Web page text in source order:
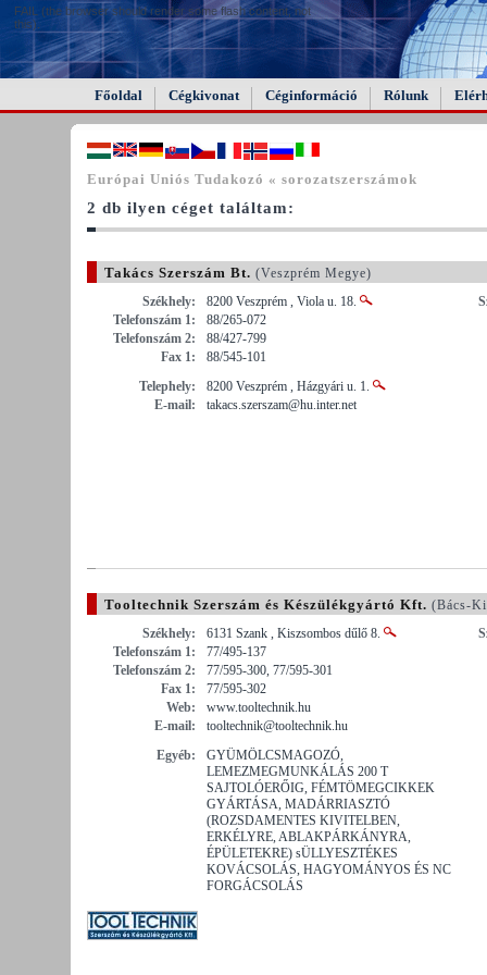
FAIL (the browser should render some flash content, not
this).
Főoldal Cégkivonat Céginformáció Rólunk
Európai Uniós Tudakozó « sorozatszerszámok
2 db ilyen céget találtam:
Takács Szerszám Bt. (Veszprém Megye)
Székhely:
8200 Veszprém , Viola u. 18.
Telefonszám 1:
88/265-072
Telefonszám 2:
88/427-799
Fax 1:
88/545-101
Telephely:
8200 Veszprém , Házgyári u. 1.
E-mail:
takacs.szerszam@hu.inter.net
Tooltechnik Szerszám és Készülékgyártó Kft. (Bács-
Székhely:
6131 Szank , Kiszsombos dűlő 8.
Telefonszám 1:
77/495-137
Telefonszám 2:
77/595-300, 77/595-301
Fax 1:
77/595-302
Web:
www.tooltechnik.hu
E-mail:
tooltechnik@tooltechnik.hu
Egyéb:
GYÜMÖLCSMAGOZÓ,
LEMEZMEGMUNKÁLÁS 200 T
SAJTOLÓERŐIG, FÉMTÖMEGCIKKEK
GYÁRTÁSA, MADÁRRIASZTÓ
(ROZSDAMENTES KIVITELBEN,
ERKÉLYRE, ABLAKPÁRKÁNYRA,
ÉPÜLETEKRE) sÜLLYESZTÉKES
KOVÁCSOLÁS, HAGYOMÁNYOS ÉS NC
FORGÁCSOLÁS